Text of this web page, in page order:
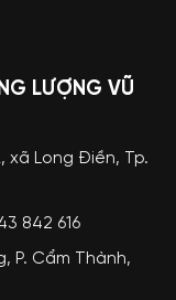
LƯỢNG VŨ
xã Long Điền, Tp.
842 616
P. Cẩm Thành,